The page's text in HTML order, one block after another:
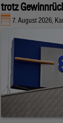
trotz
7. August 2026,